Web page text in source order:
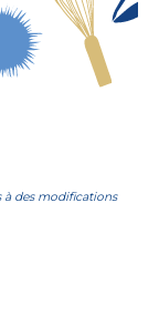
à des modifications